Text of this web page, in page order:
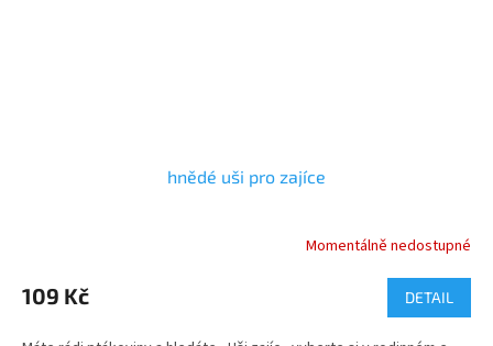
hnědé uši pro zajíce
produktu
je
Momentálně nedostupné
109 Kč DETAIL